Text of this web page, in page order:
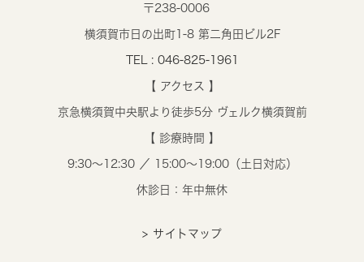
〒238-0006
横須賀市日の出町1-8 第二角田ビル2F
TEL : 046-825-1961
【 アクセス 】
京急横須賀中央駅より徒歩5分 ヴェルク横須賀前
【 診療時間 】
9:30～12:30 ／ 15:00～19:00（土日対応）
休診日：年中無休
> サイトマップ